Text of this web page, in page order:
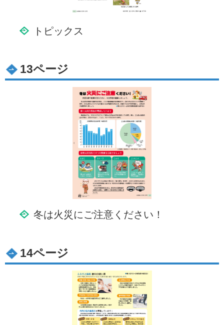
トピックス
13ページ
冬は火災にご注意ください！
14ページ